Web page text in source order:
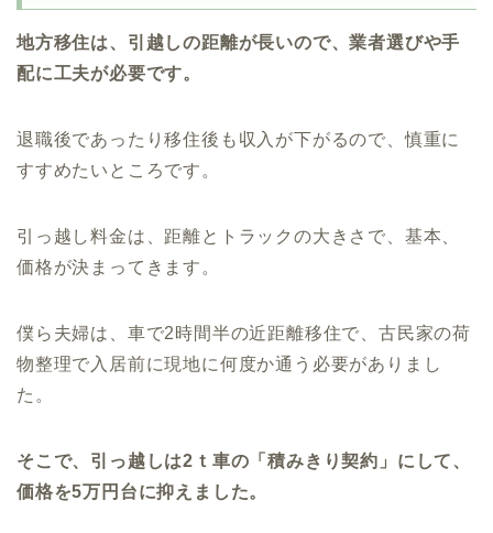
地方移住は、引越しの距離が長いので、業者選びや手
配に工夫が必要です。
退職後であったり移住後も収入が下がるので、慎重に
すすめたいところです。
引っ越し料金は、距離とトラックの大きさで、基本、
価格が決まってきます。
僕ら夫婦は、車で2時間半の近距離移住で、古民家の荷
物整理で入居前に現地に何度か通う必要がありまし
た。
そこで、引っ越しは2ｔ車の「積みきり契約」にして、
価格を5万円台に抑えました。